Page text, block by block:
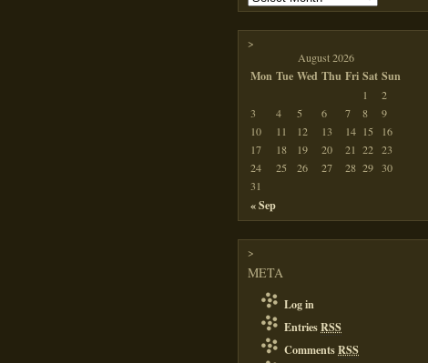
>
August 2026
Mon Tue Wed Thu Fri Sat Sun
« Sep
1
2
3
4 5 6 7 8
9
10
11 12 13 14 15
16
17
18 19 20 21 22 23
24
25 26 27 28 29 30
31
>
META
Log in
EntriesRSS
CommentsRSS